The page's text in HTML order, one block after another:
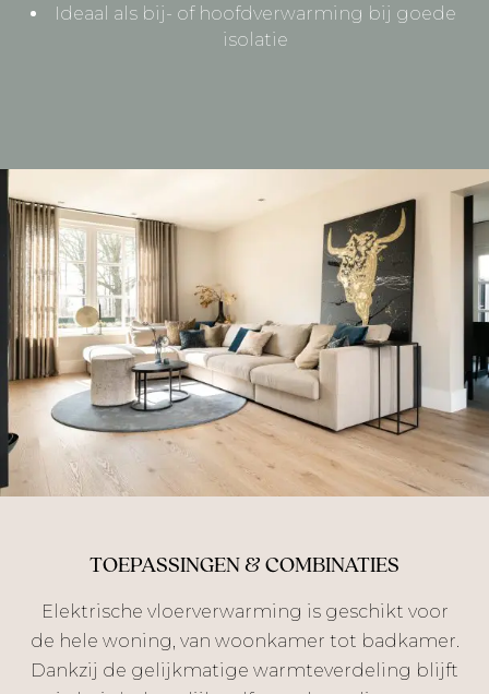
Ideaal als bij- of hoofdverwarming bij goede
isolatie
TOEPASSINGEN & COMBINATIES
Elektrische vloerverwarming is geschikt voor
de hele woning, van woonkamer tot badkamer.
Dankzij de gelijkmatige warmteverdeling blijft